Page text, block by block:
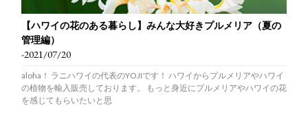
【ハワイの花のある暮らし】みんな大好きプルメリア（夏の
管理編）
-2021/07/20
aloha！ ラニハワイの代表のYOJIです！ ハワイからプルメリアやハワイ
の植物を輸入販売しております。 もっと身近にプルメリアやハワイの花
を感じてもらいたいと思